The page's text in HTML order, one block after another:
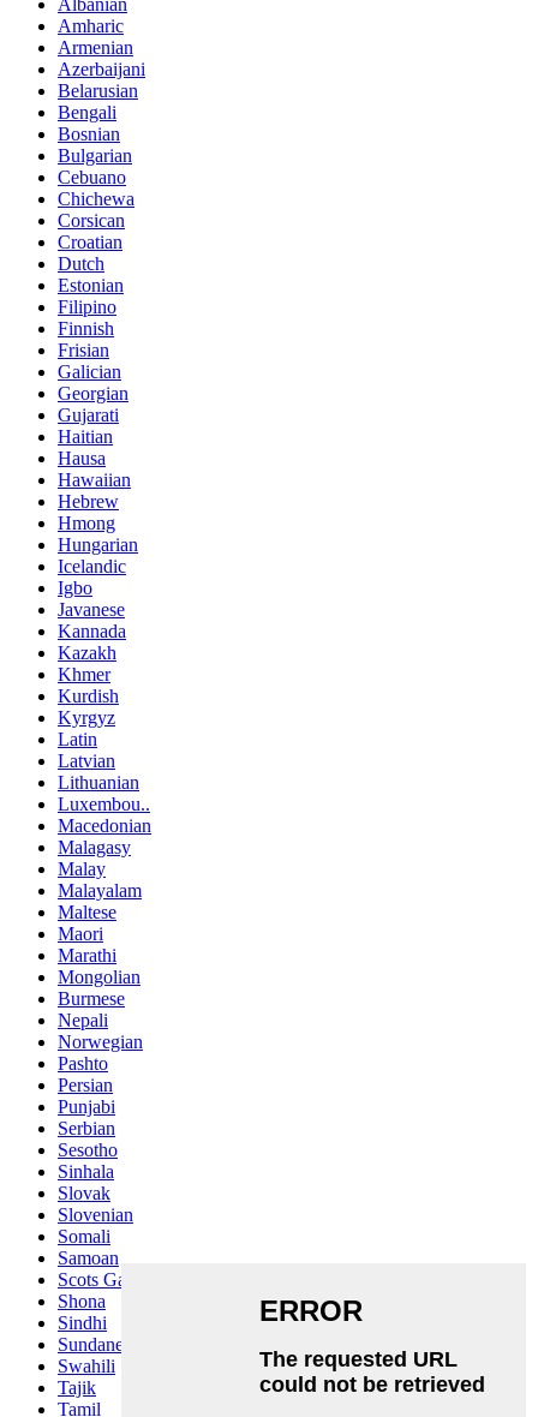
Albanian
Amharic
Armenian
Azerbaijani
Belarusian
Bengali
Bosnian
Bulgarian
Cebuano
Chichewa
Corsican
Croatian
Dutch
Estonian
Filipino
Finnish
Frisian
Galician
Georgian
Gujarati
Haitian
Hausa
Hawaiian
Hebrew
Hmong
Hungarian
Icelandic
Igbo
Javanese
Kannada
Kazakh
Khmer
Kurdish
Kyrgyz
Latin
Latvian
Lithuanian
Luxembou..
Macedonian
Malagasy
Malay
Malayalam
Maltese
Maori
Marathi
Mongolian
Burmese
Nepali
Norwegian
Pashto
Persian
Punjabi
Serbian
Sesotho
Sinhala
Slovak
Slovenian
Somali
Samoan
Scots Gaelic
Shona
Sindhi
Sundanese
Swahili
Tajik
Tamil